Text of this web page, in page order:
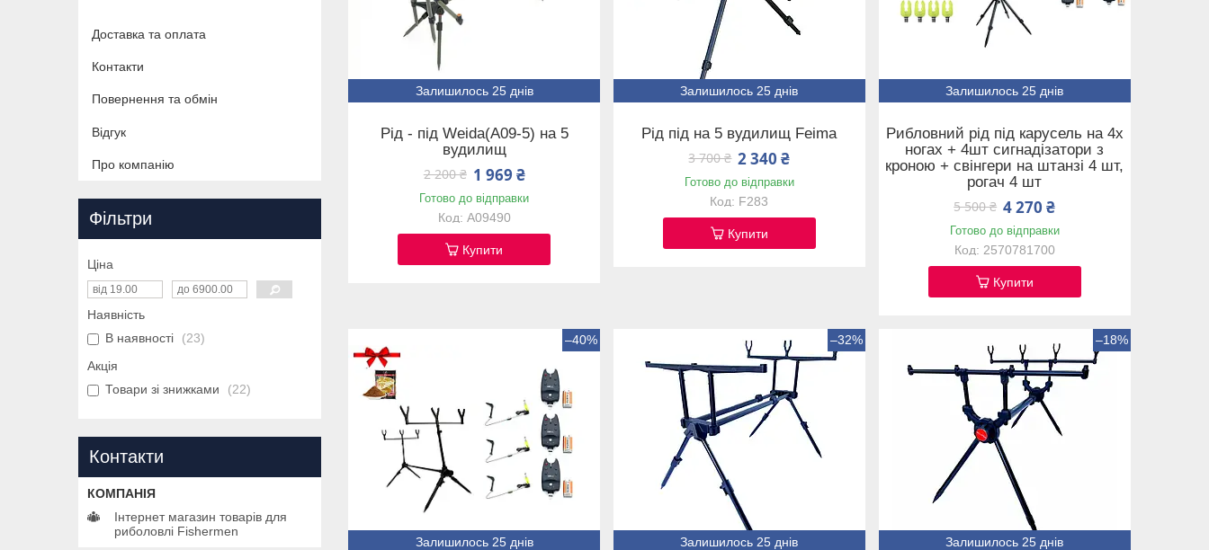
Залишилось 25 днів
Рід - під Weida(A09-5) на 5
вудилищ
2 200 ₴ 1 969 ₴
Готово до відправки
A09490
Купити
Залишилось 25 днів
Рід під на 5 вудилищ Feima
3 700 ₴ 2 340 ₴
Готово до відправки
F283
Купити
Залишилось 25 днів
Рибловний рід під карусель на 4х
ногах + 4шт сигнадізатори з
кроною + свінгери на штанзі 4 шт,
рогач 4 шт
5 500 ₴ 4 270 ₴
Готово до відправки
2570781700
Купити
–40%
Залишилось 25 днів
–32%
Залишилось 25 днів
–18%
Залишилось 25 днів
Доставка та оплата
Контакти
Повернення та обмін
Відгук
Про компанію
Фільтри
Ціна
Наявність
В наявності
23
Акція
Товари зі знижками
22
Контакти
Інтернет магазин товарів для
риболовлі Fishermen